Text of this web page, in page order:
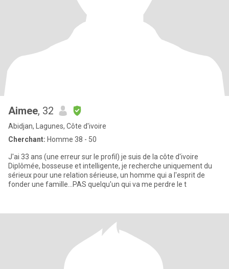
Aimee, 32
Abidjan, Lagunes, Côte d'ivoire
Cherchant: Homme 38 - 50
J'ai 33 ans (une erreur sur le profil) je suis de la côte d'ivoire
Diplômée, bosseuse et intelligente, je recherche uniquement du
sérieux pour une relation sérieuse, un homme qui a l'esprit de
fonder une famille...PAS quelqu'un qui va me perdre le t